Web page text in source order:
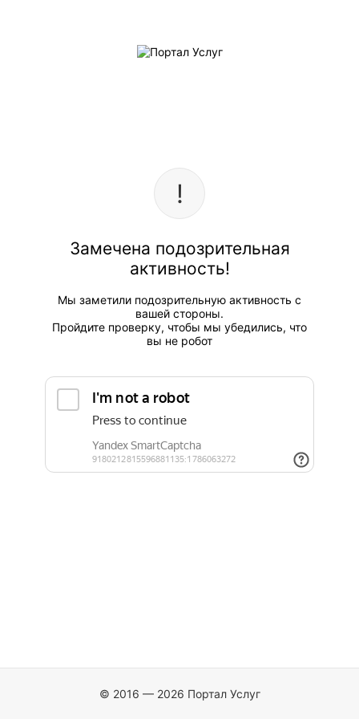
Замечена подозрительная
активность!
Мы заметили подозрительную активность с
вашей стороны.
Пройдите проверку, чтобы мы убедились, что
вы не робот
© 2016 — 2026 Портал Услуг